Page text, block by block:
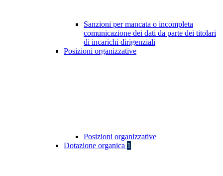
Sanzioni per mancata o incompleta
comunicazione dei dati da parte dei titolari
di incarichi dirigenziali
Posizioni organizzative
Posizioni organizzative
Dotazione organica 1